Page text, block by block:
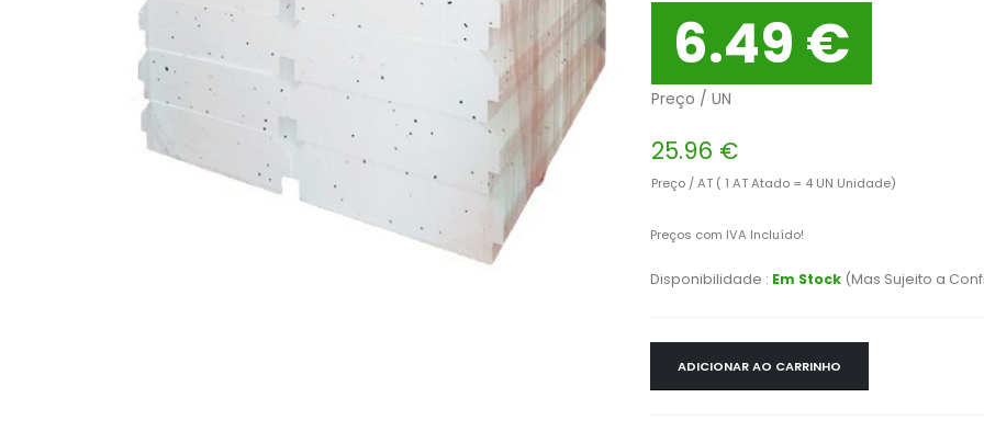
6.49 €
Preço / UN
25.96 €
Preço / AT ( 1 AT Atado = 4 UN Unidade)
Preços com IVA Incluído!
Disponibilidade : Em Stock (Mas Sujeito a
ADICIONAR AO CARRINHO